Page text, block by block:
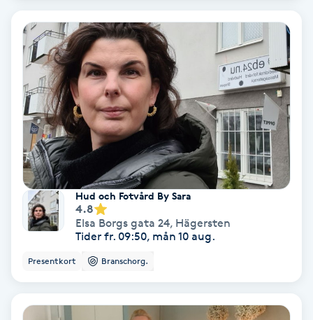
Bottenfärg
Brynformning
Brynfärgning
Brynplockning
BröllopsuppsättningHud och Fotvård By Sara
4.8
Elsa Borgs gata 24, Hägersten
Tider fr. 09:50, mån 10 aug.
Presentkort Branschorg.